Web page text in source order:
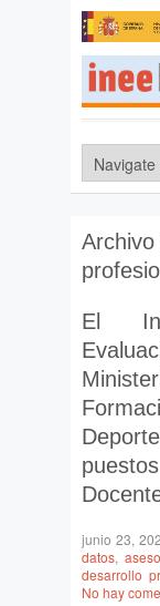
El
junio 23,
datos,
desarrollo
No hay